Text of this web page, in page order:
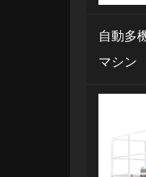
自動多
マシン